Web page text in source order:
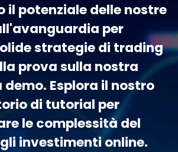
potenziale delle nostre
per
strategie di trading
prova sulla nostra
Esplora il nostro
di tutorial per
le complessità del
investimenti online.